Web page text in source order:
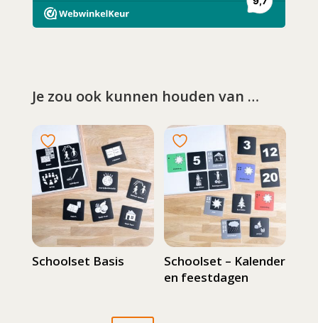
Je zou ook kunnen houden van …
Schoolset Basis
Schoolset – Kalender
en feestdagen